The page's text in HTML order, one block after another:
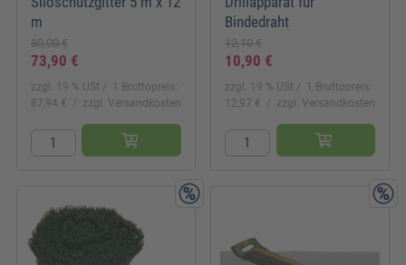
m
80,00 €
73,90 €
zzgl. 19 % USt
1 Bruttopreis:
87,94 €
zzgl. Versandkosten
Bindedraht
12,10 €
10,90 €
zzgl. 19 % USt
1 Bruttopreis:
12,97 €
zzgl. Versandkosten